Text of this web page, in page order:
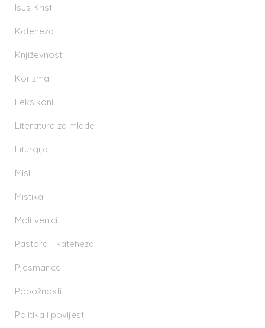
Isus Krist
Kateheza
Književnost
Korizma
Leksikoni
Literatura za mlade
Liturgija
Misli
Mistika
Molitvenici
Pastoral i kateheza
Pjesmarice
Pobožnosti
Politika i povijest